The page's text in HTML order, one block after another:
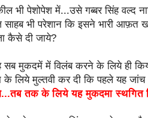
भी पेशोपेश में...उसे गब्बर सिंह वल्द
भी परेशान कि इसने भारी आफ़त
कैसे दी जाये?
सब मुकदमें में विलंब करने के लिये ही
लिये मुल्तवी कर दी कि पहले यह जांच
तक के लिये यह मुकदमा स्थगित